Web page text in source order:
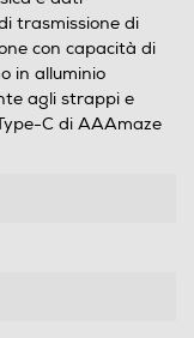
trasmissione di
con capacità di
in alluminio
agli strappi e
C di AAAmaze